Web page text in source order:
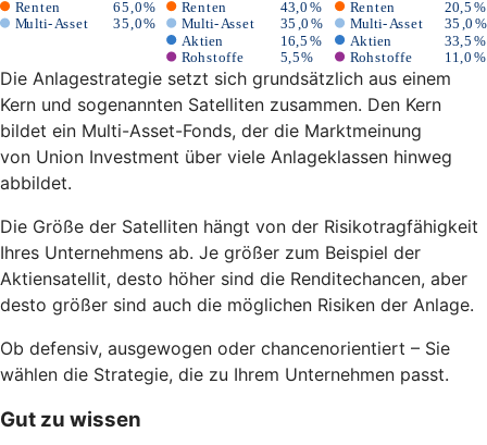
Die Anlagestrategie setzt sich grundsätzlich aus einem
Kern und sogenannten Satelliten zusammen. Den Kern
bildet ein Multi-Asset-Fonds, der die Marktmeinung
von Union Investment über viele Anlageklassen hinweg
abbildet.
Die Größe der Satelliten hängt von der Risikotragfähigkeit
Ihres Unternehmens ab. Je größer zum Beispiel der
Aktiensatellit, desto höher sind die Renditechancen, aber
desto größer sind auch die möglichen Risiken der Anlage.
Ob defensiv, ausgewogen oder chancenorientiert – Sie
wählen die Strategie, die zu Ihrem Unternehmen passt.
Gut zu wissen